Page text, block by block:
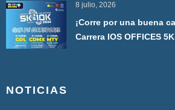
8 julio, 2026
¡Corre por una buena
Carrera IOS OFFICES
NOTICIAS